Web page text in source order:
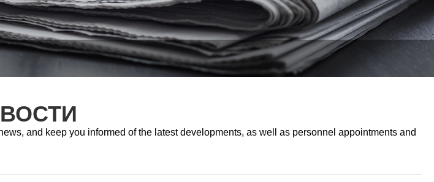
and keep you informed of the latest developments, as well as personnel appointments and